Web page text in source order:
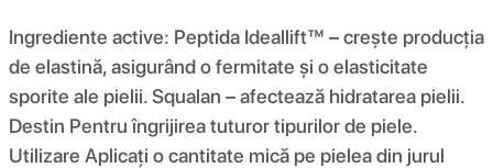
Ingrediente active: Peptida Ideallift™ – crește producția
de elastină, asigurând o fermitate și o elasticitate
sporite ale pielii. Squalan – afectează hidratarea pielii.
Destin Pentru îngrijirea tuturor tipurilor de piele.
Utilizare Aplicați o cantitate mică pe pielea din jurul